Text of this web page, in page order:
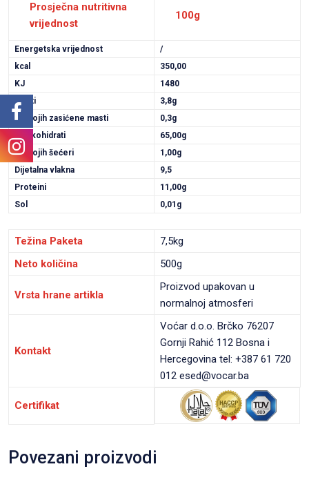
Prosječna nutritivna
vrijednost
100g
Energetska vrijednost
/
kcal
350,00
KJ
1480
Masti
3,8g
Od kojih zasićene masti
0,3g
Ugljikohidrati
65,00g
Od kojih šećeri
1,00g
Dijetalna vlakna
9,5
Proteini
11,00g
Sol
0,01g
Težina Paketa
7,5kg
Neto količina
500g
Vrsta hrane artikla
Proizvod upakovan u
normalnoj atmosferi
Kontakt
Voćar d.o.o. Brčko 76207
Gornji Rahić 112 Bosna i
Hercegovina tel: +387 61 720
012 esed@vocar.ba
Certifikat
Povezani proizvodi
VIEW PRODUCT